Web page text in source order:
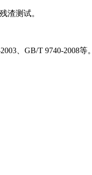
渣测试。
、GB/T 9740-2008等。